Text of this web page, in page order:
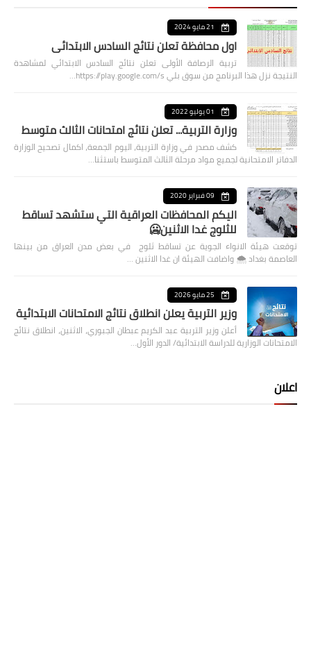
21 مايو 2024
اول محافظة تعلن نتائج السادس الابتدائي
تربية الرصافة الأولى تعلن نتائج السادس الابتدائي لمشاهدة
النتيجة نزل هذا البرنامج من سوق بلي https://play.google.com/s…
01 يوليو 2022
وزارة التربية... تعلن نتائج امتحانات الثالث متوسط
كشف مصدر في وزارة التربية، اليوم الجمعة، اكمال تصحيح الوزارة
الدفاتر الامتحانية لجميع مواد مرحلة الثالث المتوسط باستثنا…
09 فبراير 2020
اليكم المحافظات العراقية التي ستشهد تساقط
للثلوج غدا الاثنين🥶
توقعت هيئة الانواء الجوية عن تساقط ثلوج في بعض مدن العراق من بينها
العاصمة بغداد ⁦🌨️⁩ واضافت الهيئة ان غدا الاثنين …
25 مايو 2026
وزير التربية يعلن انطلاق نتائج الامتحانات الابتدائية
أعلن وزير التربية عبد الكريم عبطان الجبوري، الاثنين، انطلاق نتائج
الامتحانات الوزارية للدراسة الابتدائية/ الدور الأول…
اعلان